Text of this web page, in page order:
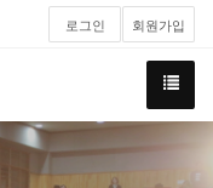
로그인 회원가입